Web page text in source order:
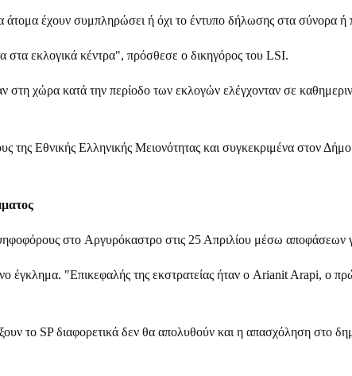
έχουν συμπληρώσει ή όχι το έντυπο δήλωσης στα σύνορα
στα εκλογικά κέντρα", πρόσθεσε ο δικηγόρος του LSI.
στη χώρα κατά την περίοδο των εκλογών ελέγχονταν σε
της Εθνικής Ελληνικής Μειονότητας και συγκεκριμένα στον
στο Αργυρόκαστρο στις 25 Απριλίου μέσω αποφάσεων
"Επικεφαλής της εκστρατείας ήταν ο Arianit Arapi, ο
το SP διαφορετικά δεν θα απολυθούν και η απασχόληση στο